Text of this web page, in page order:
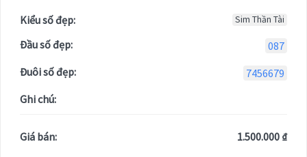
Kiểu số đẹp: Sim Thần Tài
Đầu số đẹp:
087
Đuôi số đẹp:
7456679
Ghi chú:
Giá bán: 1.500.000 ₫